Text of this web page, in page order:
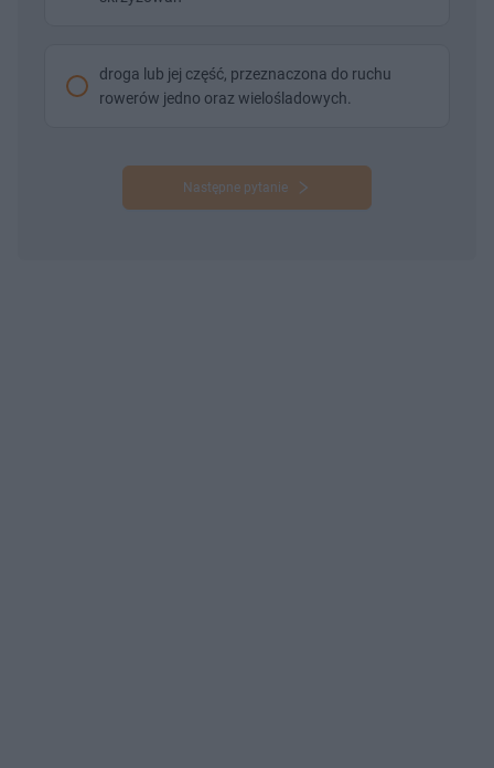
droga lub jej część, przeznaczona do ruchu
rowerów jedno oraz wielośladowych.
Następne pytanie